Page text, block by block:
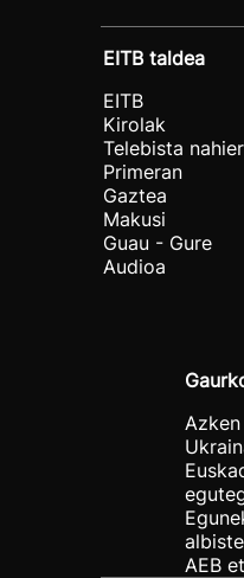
EITB taldea
EITB
Kirolak
Telebista
Primeran
Gaztea
Makusi
Guau - Gure
Audioa
AEB